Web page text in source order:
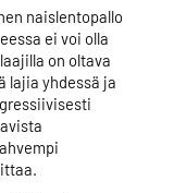
naislentopallo
ei voi olla
on oltava
lajia yhdessä ja